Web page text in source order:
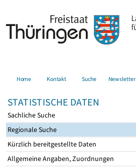
Home Kontakt Suche Newsletter
STATISTISCHE DATEN
Sachliche Suche
Regionale Suche
Kürzlich bereitgestellte Daten
Allgemeine Angaben, Zuordnungen